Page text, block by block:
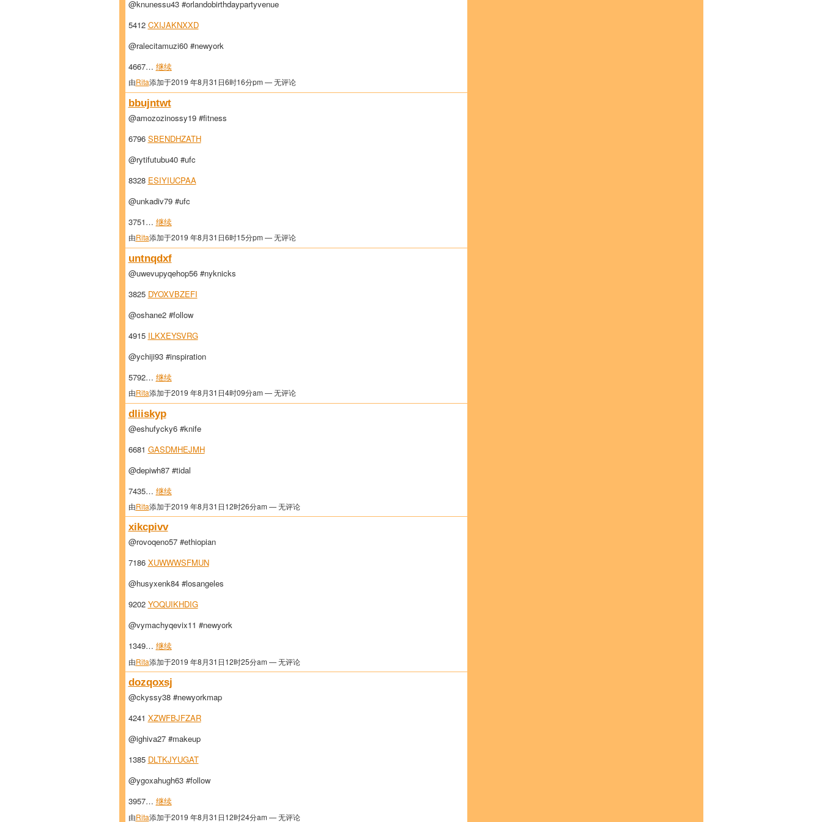
@knunessu43 #orlandobirthdaypartyvenue
5412 CXIJAKNXXD
@ralecitamuzi60 #newyork
4667… 继续
由Rita添加于2019 年8月31日6时16分pm — 无评论
bbujntwt
@amozozinossy19 #fitness
6796 SBENDHZATH
@rytifutubu40 #ufc
8328 ESIYIUCPAA
@unkadiv79 #ufc
3751… 继续
由Rita添加于2019 年8月31日6时15分pm — 无评论
untnqdxf
@uwevupyqehop56 #nyknicks
3825 DYOXVBZEFI
@oshane2 #follow
4915 ILKXEYSVRG
@ychiji93 #inspiration
5792… 继续
由Rita添加于2019 年8月31日4时09分am — 无评论
dliiskyp
@eshufycky6 #knife
6681 GASDMHEJMH
@depiwh87 #tidal
7435… 继续
由Rita添加于2019 年8月31日12时26分am — 无评论
xikcpivv
@rovoqeno57 #ethiopian
7186 XUWWWSFMUN
@husyxenk84 #losangeles
9202 YOQUIKHDIG
@vymachyqevix11 #newyork
1349… 继续
由Rita添加于2019 年8月31日12时25分am — 无评论
dozqoxsj
@ckyssy38 #newyorkmap
4241 XZWFBJFZAR
@ighiva27 #makeup
1385 DLTKJYUGAT
@ygoxahugh63 #follow
3957… 继续
由Rita添加于2019 年8月31日12时24分am — 无评论